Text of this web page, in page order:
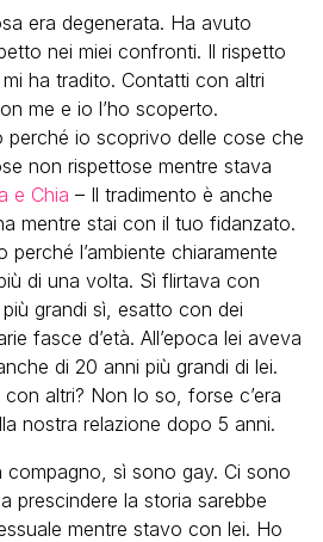
era degenerata. Ha avuto
nei miei confronti. Il rispetto
ha tradito. Contatti con altri
me e io l’ho scoperto.
perché io scoprivo delle cose che
non rispettose mentre stava
e Chia – Il tradimento è anche
mentre stai con il tuo fidanzato.
l’ambiente chiaramente
di una volta. Sì flirtava con
grandi sì, esatto con dei
fasce d’età. All’epoca lei aveva
di 20 anni più grandi di lei.
altri? Non lo so, forse c’era
nostra relazione dopo 5 anni.
compagno, sì sono gay. Ci sono
prescindere la storia sarebbe
mentre stavo con lei. Ho